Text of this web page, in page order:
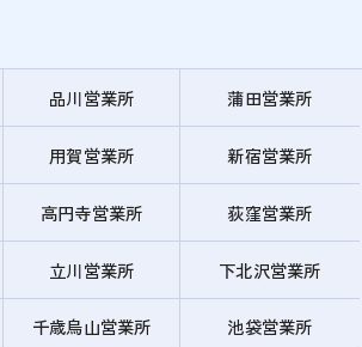
品川営業所 蒲田営業所
用賀営業所 新宿営業所
高円寺営業所 荻窪営業所
立川営業所 下北沢営業所
千歳烏山営業所 池袋営業所